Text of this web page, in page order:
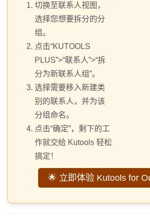
切换至联系人视图，
选择您想要拆分的分
组。
点击“KUTOOLS
PLUS”>“联系人”>“拆
分为新联系人组”。
选择需要移入新建类
别的联系人，并为该
分组命名。
点击“确定”，剩下的工
作就交给 Kutools 轻松
搞定！
🌟 立即体验 Kutools for